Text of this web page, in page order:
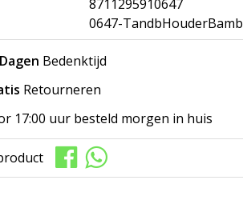
8711295910647
0647-TandbHouderBamb
Bedenktijd
Retourneren
17:00 uur besteld morgen in huis